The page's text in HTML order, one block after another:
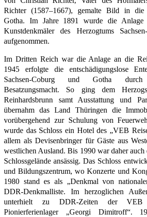
Richter (1587–1667), gemalte Bild in die
Gotha. Im Jahre 1891 wurde die
Kunstdenkmäler des Herzogtums
aufgenommen.
Im Dritten Reich war die Anlage an die
1945 erfolgte die entschädigungslose
Sachsen-Coburg und Gotha
Besatzungsmacht. So ging dem
Reinhardsbrunn samt Ausstattung und
übernahm das Land Thüringen die
vorübergehend zur Schulung von
wurde das Schloss ein Hotel des „VEB
allem als Devisenbringer für Gäste aus
westlichen Ausland. Bis 1990 war daher
Schlossgelände ansässig. Das Schloss
und Bildungszentrum, wo Konzerte und
1980 stand es als „Denkmal von
DDR-Denkmalliste. Im herzoglichen
unterhielt zu DDR-Zeiten der
Pionierferienlager „Georgi Dimitroff“.